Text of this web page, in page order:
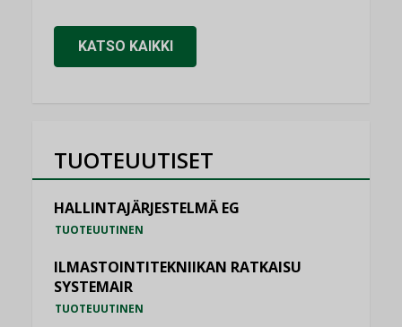
KATSO KAIKKI
TUOTEUUTISET
HALLINTAJÄRJESTELMÄ EG
TUOTEUUTINEN
ILMASTOINTITEKNIIKAN RATKAISU
SYSTEMAIR
TUOTEUUTINEN